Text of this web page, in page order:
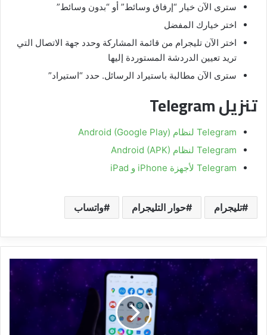
سترى الآن خيار “إرفاق وسائط” أو “بدون وسائط”
اختر خيارك المفضل
اختر الآن تليجرام من قائمة المشاركة وحدد جهة الاتصال التي
تريد تعيين الدردشة المستوردة إليها
سترى الآن مطالبة باستيراد الرسائل. حدد “استيراد”
تنزيل Telegram
Telegram لنظام Android (Google Play)
Telegram لنظام Android (APK)
Telegram لأجهزة iPhone و iPad
تليجرام حوار التليجرام واتساب
كيفية
تطبيقات
شاومي
(بدون